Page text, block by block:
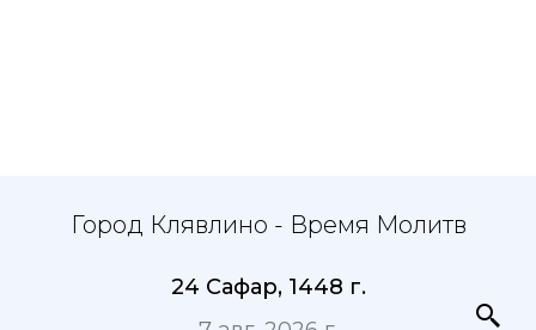
Город Клявлино - Время Молитв
24 Сафар, 1448 г.